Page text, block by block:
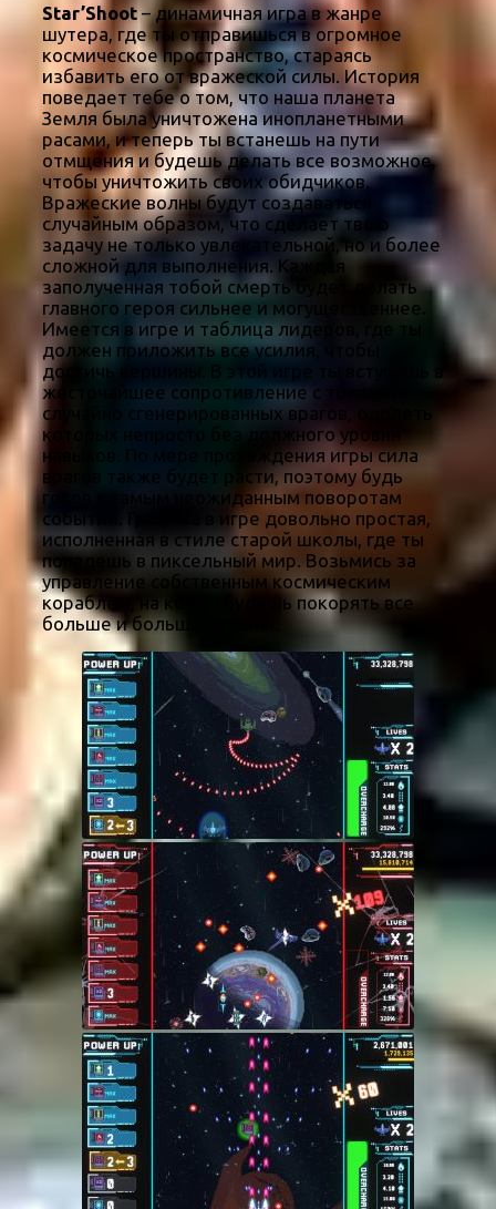
Star’Shoot– динамичная игра в жанре
шутера, где ты отправишься в огромное
космическое пространство, стараясь
избавить его от вражеской силы. История
поведает тебе о том, что наша планета
Земля была уничтожена инопланетными
расами, и теперь ты встанешь на пути
отмщения и будешь делать все возможное,
чтобы уничтожить своих обидчиков.
Вражеские волны будут создаваться
случайным образом, что сделает твою
задачу не только увлекательной, но и более
сложной для выполнения. Каждая
заполученная тобой смерть будет делать
главного героя сильнее и могущественнее.
Имеется в игре и таблица лидеров, где ты
должен приложить все усилия, чтобы
достичь вершины. В этой игре ты вступишь в
жесточайшее сопротивление с толпами
случайно сгенерированных врагов, одолеть
которых непросто без должного уровня
навыков. По мере прохождения игры сила
врагов также будет расти, поэтому будь
готов к самым неожиданным поворотам
событий. Графика в игре довольно простая,
исполненная в стиле старой школы, где ты
попадешь в пиксельный мир. Возьмись за
управление собственным космическим
кораблем, на котом будешь покорять все
больше и больше вершин.